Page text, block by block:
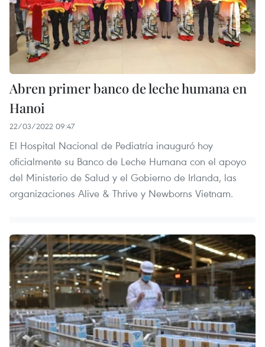
Abren primer banco de leche humana en
Hanoi
22/03/2022 09:47
El Hospital Nacional de Pediatría inauguró hoy
oficialmente su Banco de Leche Humana con el apoyo
del Ministerio de Salud y el Gobierno de Irlanda, las
organizaciones Alive & Thrive y Newborns Vietnam.